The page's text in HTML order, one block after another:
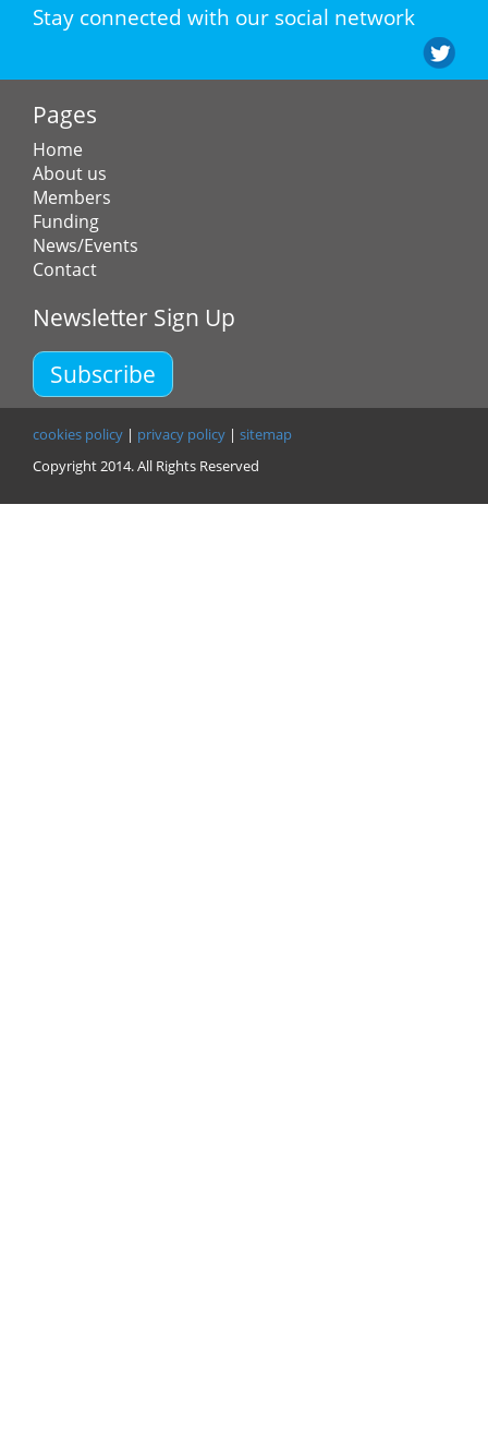
Stay connected with our social network
Pages
Home
About us
Members
Funding
News/Events
Contact
Newsletter Sign Up
Subscribe
cookies policy | privacy policy | sitemap
Copyright 2014. All Rights Reserved